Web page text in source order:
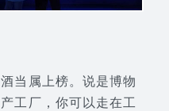
当属上榜。说是博物
工厂，你可以走在工